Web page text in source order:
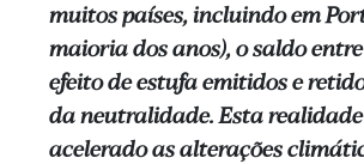
muitos países, incluindo em
maioria dos anos), o saldo
efeito de estufa emitidos e
da neutralidade. Esta
acelerado as alterações